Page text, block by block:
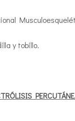
y tobillo.